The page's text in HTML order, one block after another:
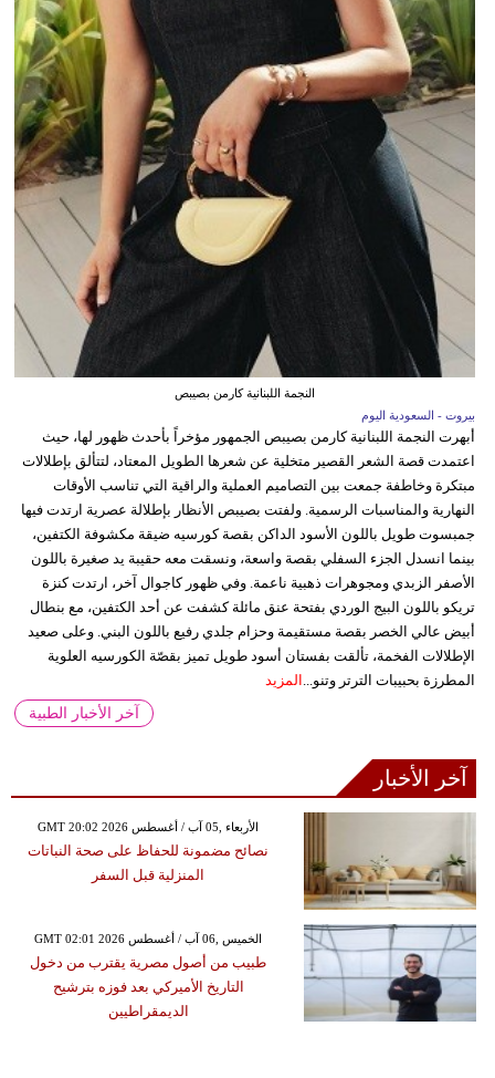
النجمة اللبنانية كارمن بصيبص
بيروت - السعودية اليوم
أبهرت النجمة اللبنانية كارمن بصيبص الجمهور مؤخراً بأحدث ظهور لها، حيث
اعتمدت قصة الشعر القصير متخلية عن شعرها الطويل المعتاد، لتتألق بإطلالات
مبتكرة وخاطفة جمعت بين التصاميم العملية والراقية التي تناسب الأوقات
النهارية والمناسبات الرسمية. ولفتت بصيبص الأنظار بإطلالة عصرية ارتدت فيها
جمبسوت طويل باللون الأسود الداكن بقصة كورسيه ضيقة مكشوفة الكتفين،
بينما انسدل الجزء السفلي بقصة واسعة، ونسقت معه حقيبة يد صغيرة باللون
الأصفر الزبدي ومجوهرات ذهبية ناعمة. وفي ظهور كاجوال آخر، ارتدت كنزة
تريكو باللون البيج الوردي بفتحة عنق مائلة كشفت عن أحد الكتفين، مع بنطال
أبيض عالي الخصر بقصة مستقيمة وحزام جلدي رفيع باللون البني. وعلى صعيد
الإطلالات الفخمة، تألقت بفستان أسود طويل تميز بقصّة الكورسيه العلوية
المطرزة بحبيبات الترتر وتنو...
المزيد
آخر الأخبار الطبية
آخر الأخبار
GMT 20:02 2026 الأربعاء ,05 آب / أغسطس
نصائح مضمونة للحفاظ على صحة النباتات
المنزلية قبل السفر
GMT 02:01 2026 الخميس ,06 آب / أغسطس
طبيب من أصول مصرية يقترب من دخول
التاريخ الأميركي بعد فوزه بترشيح
الديمقراطيين